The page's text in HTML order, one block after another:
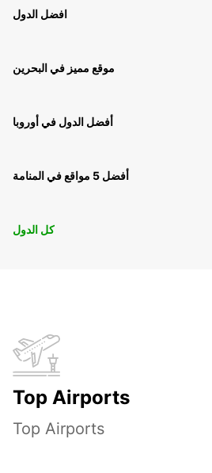
افضل الدول
موقع مميز في البحرين
أفضل الدول في أوروبا
أفضل 5 مواقع في المنامة
كل الدول
Top Airports
Top Airports